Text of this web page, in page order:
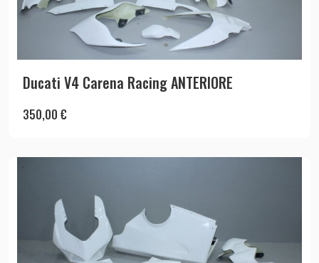
Ducati V4 Carena Racing ANTERIORE
350,00 €